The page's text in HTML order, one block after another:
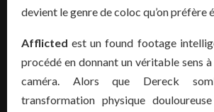
devient le genre de coloc qu’on préfère
Afflicted est un found footage
procédé en donnant un véritable sens
caméra. Alors que Dereck
transformation physique